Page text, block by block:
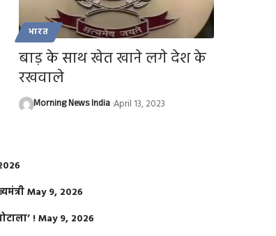
भारत
बाड़ के साथ खेत खाने लगे देश के
रखवाले
Morning News India April 13, 2023
May 9, 2026
!May 9, 2026